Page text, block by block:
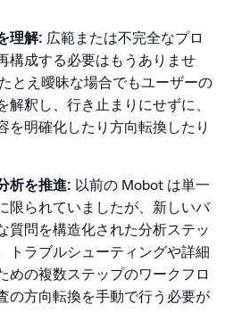
理解: 広範または不完全なプロ
構成する必要はもうありませ
とえ曖昧な場合でもユーザーの
解釈し、行き止まりにせずに、
を明確化したり方向転換したり
析を推進: 以前の Mobot は単一
限られていましたが、新しいバ
質問を構造化された分析ステッ
トラブルシューティングや詳細
めの複数ステップのワークフロ
の方向転換を手動で行う必要が